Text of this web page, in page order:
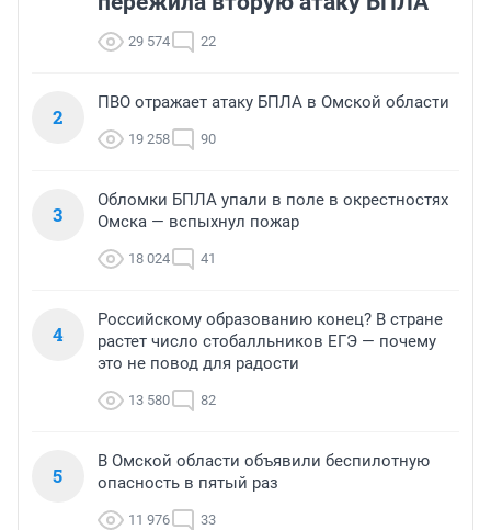
29 574 22
2
ПВО отражает атаку БПЛА в Омской области
19 258 90
3
Обломки БПЛА упали в поле в окрестностях
Омска — вспыхнул пожар
18 024 41
4
Российскому образованию конец? В стране
растет число стобалльников ЕГЭ — почему
это не повод для радости
13 580 82
5
В Омской области объявили беспилотную
опасность в пятый раз
11 976 33